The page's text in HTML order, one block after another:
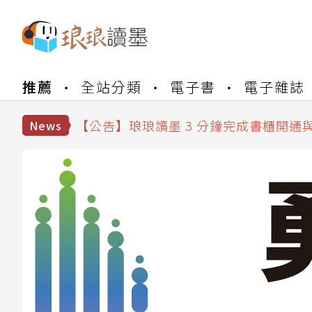
推薦 全站分類 電子書 電子雜誌
News
【公告】琅琅讀墨數位閱讀資產合併與
【公告】琅琅讀墨書櫃開通常見問題
【公告】琅琅讀墨 3 分鐘完成書櫃開
【公告】琅琅書店服務升級重要說明及